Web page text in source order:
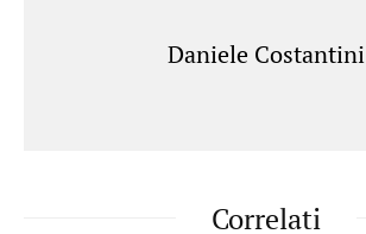
Daniele Costantini
Correlati